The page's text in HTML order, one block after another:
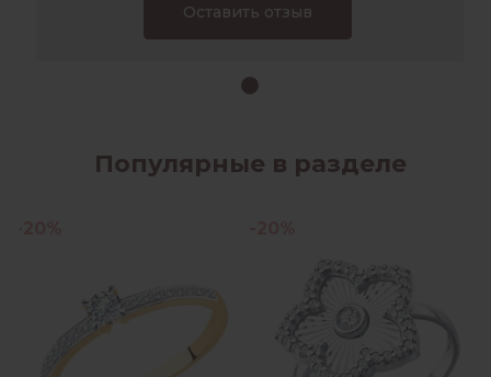
Оставить отзыв
Популярные в разделе